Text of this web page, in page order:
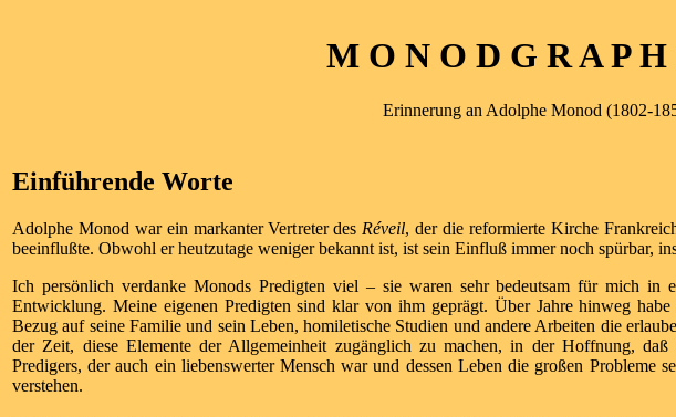
M O N O D G R A P H
Erinnerung an Adolphe Monod (1802-
Einführende Worte
Adolphe Monod war ein markanter Vertreter des Réveil, der die reformierte Kirche
beeinflußte. Obwohl er heutzutage weniger bekannt ist, ist sein Einfluß immer noch spürbar,
Ich persönlich verdanke Monods Predigten viel – sie waren sehr bedeutsam für mich in
Entwicklung. Meine eigenen Predigten sind klar von ihm geprägt. Über Jahre hinweg
Bezug auf seine Familie und sein Leben, homiletische Studien und andere Arbeiten die
der Zeit, diese Elemente der Allgemeinheit zugänglich zu machen, in der Hoffnung, daß
Predigers, der auch ein liebenswerter Mensch war und dessen Leben die großen Probleme
verstehen.